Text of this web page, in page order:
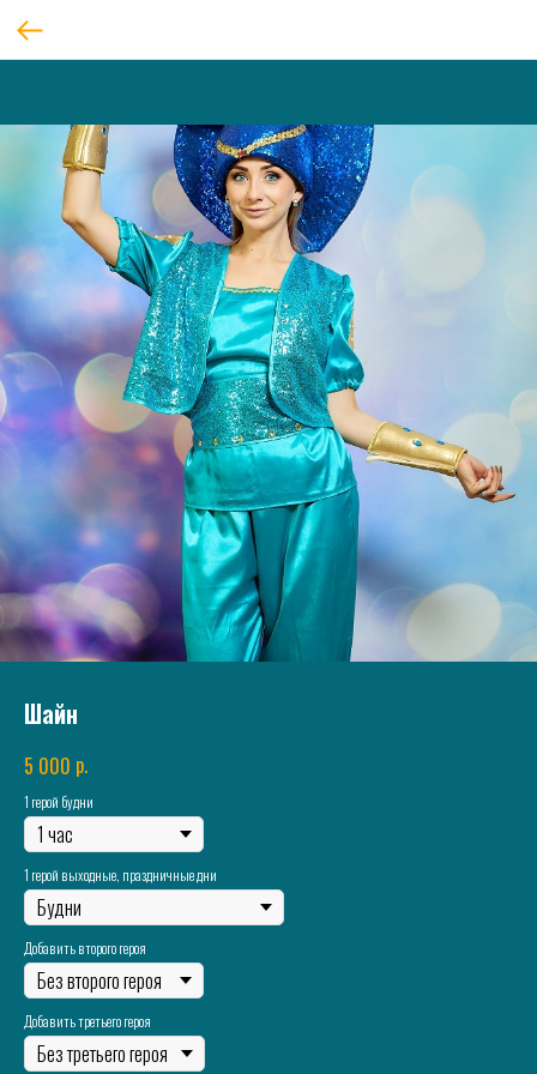
Шайн
5 000 р.
1 герой будни
1 герой выходные, праздничные дни
Добавить второго героя
Добавить третьего героя